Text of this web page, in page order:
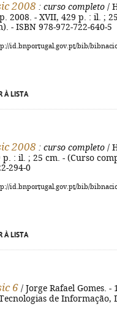
2008 : curso completo /
2008. - XVII, 429 p. : il. ;
- ISBN 978-972-722-640-5
id.bnportugal.gov.pt/bib/
À LISTA
2008 : curso completo /
p. : il. ; 25 cm. - (Curso
294-0
id.bnportugal.gov.pt/bib/
À LISTA
6 / Jorge Rafael Gomes.
de Informação,